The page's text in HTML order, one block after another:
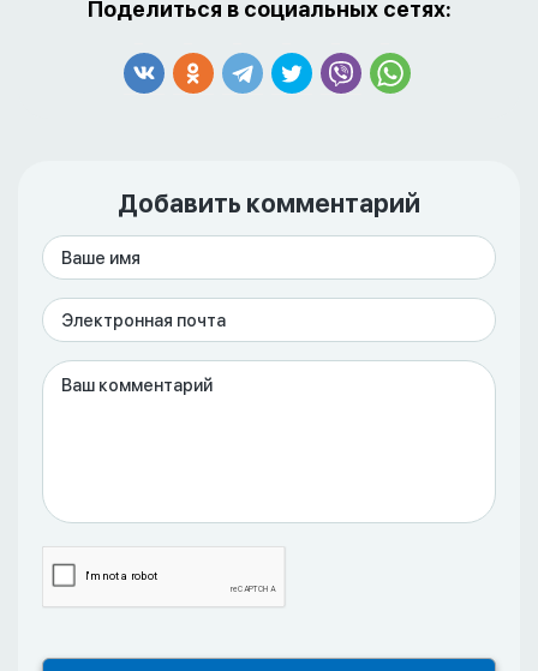
Поделиться в социальных сетях:
Добавить комментарий